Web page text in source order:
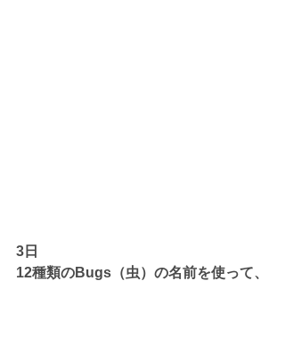
3日
12種類のBugs（虫）の名前を使って、